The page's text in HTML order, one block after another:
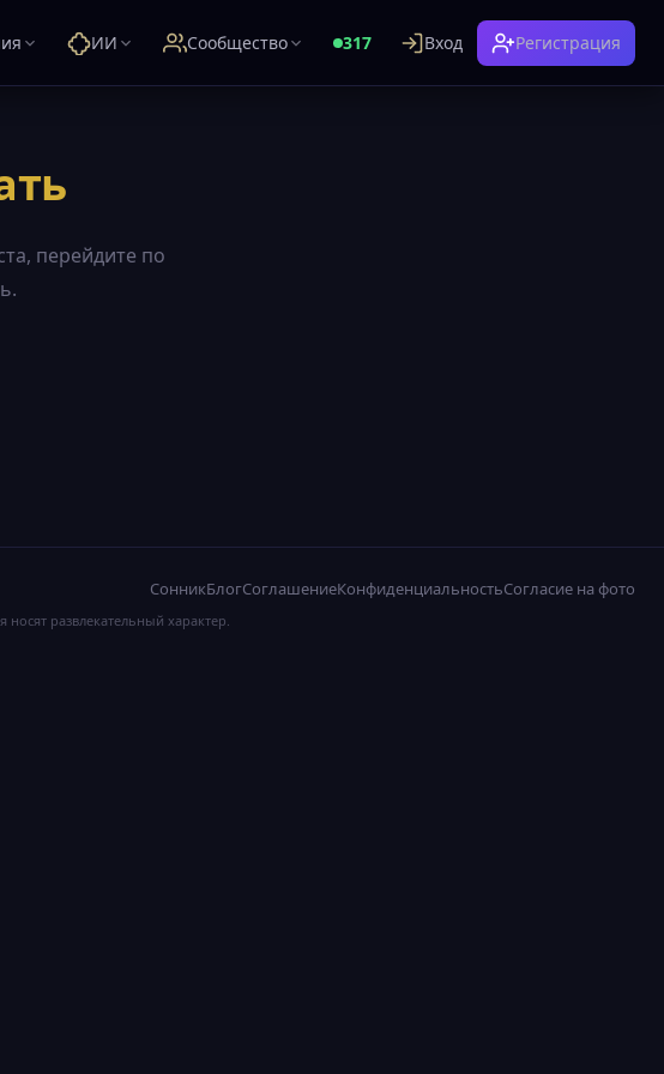
ИИ Сообщество 317 Вход Регистрация
перейдите по
СонникБлогСоглашениеКонфиденциальностьСогласие на фото
носят развлекательный характер.